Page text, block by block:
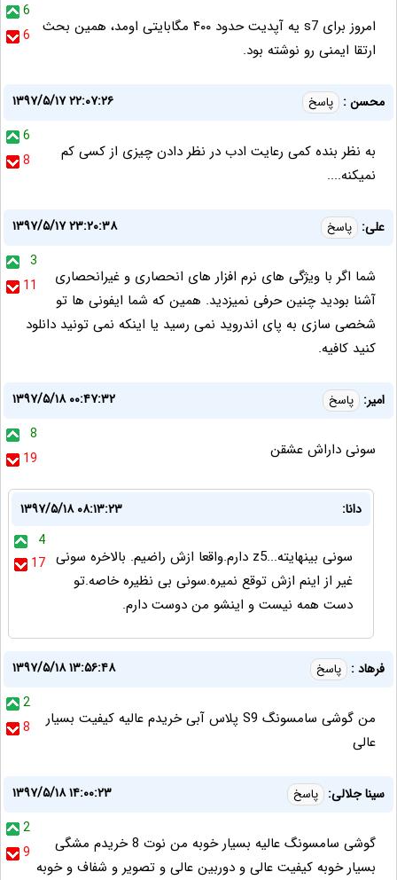
6
6
امروز برای s7 یه آپدیت حدود ۴۰۰ مگابایتی اومد، همین بحث
ارتقا ایمنی رو نوشته بود.
محسن : پاسخ
۱۳۹۷/۵/۱۷ ۲۲:۰۷:۲۶
6
8
به نظر بنده کمی رعایت ادب در نظر دادن چیزی از کسی کم
نمیکنه....
علی: پاسخ
۱۳۹۷/۵/۱۷ ۲۳:۲۰:۳۸
3
11
شما اگر با ویژگی های نرم افزار های انحصاری و غیرانحصاری
آشنا بودید چنین حرفی نمیزدید. همین که شما ایفونی ها تو
شخصی سازی به پای اندروید نمی رسید یا اینکه نمی تونید دانلود
کنید کافیه.
امیر: پاسخ
۱۳۹۷/۵/۱۸ ۰۰:۴۷:۳۲
8
19
سونی داراش عشقن
دانا:
۱۳۹۷/۵/۱۸ ۰۸:۱۳:۲۳
4
17 سونی بینهایته...z5 دارم.واقعا ازش راضیم. بالاخره سونی
غیر از اینم ازش توقع نمیره.سونی بی نظیره خاصه.تو
دست همه نیست و اینشو من دوست دارم.
فرهاد : پاسخ
۱۳۹۷/۵/۱۸ ۱۳:۵۶:۴۸
2
8
من گوشی سامسونگ S9 پلاس آبی خریدم عالیه کیفیت بسیار
عالی
سینا جلالی: پاسخ
۱۳۹۷/۵/۱۸ ۱۴:۰۰:۲۳
2
9
گوشی سامسونگ عالیه بسیار خوبه من نوت 8 خریدم مشگی
بسیار خوبه کیفیت عالی و دوربین عالی و تصویر و شفاف و خوبه